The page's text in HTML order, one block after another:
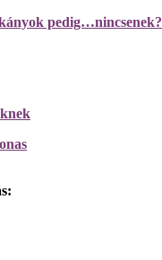
pedig…nincsenek?